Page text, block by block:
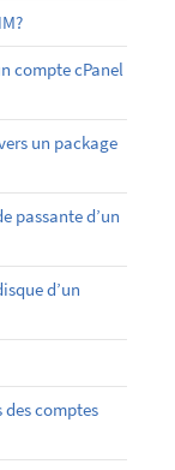
compte cPanel
un package
passante d’un
d’un
comptes